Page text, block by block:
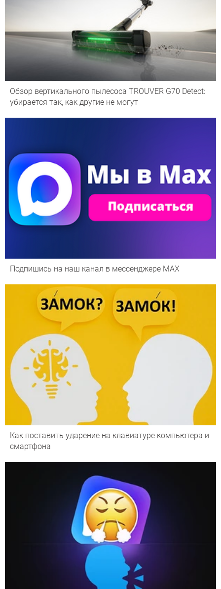
Обзор вертикального пылесоса TROUVER G70 Detect:
убирается так, как другие не могут
Подпишись на наш канал в мессенджере МАХ
Как поставить ударение на клавиатуре компьютера и
смартфона